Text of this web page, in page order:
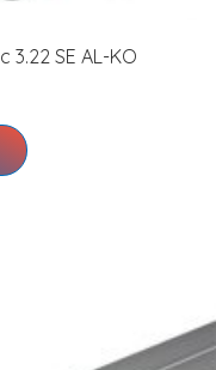
3.22 SE AL-KO